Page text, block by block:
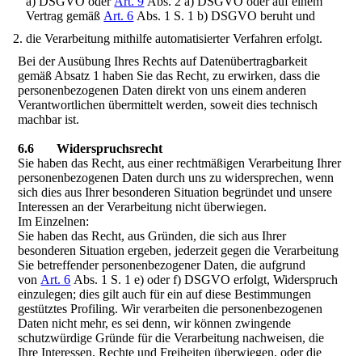
Vertrag gemäß Art. 6 Abs. 1 S. 1 b) DSGVO beruht und
die Verarbeitung mithilfe automatisierter Verfahren erfolgt.
Bei der Ausübung Ihres Rechts auf Datenübertragbarkeit
gemäß Absatz 1 haben Sie das Recht, zu erwirken, dass die
personenbezogenen Daten direkt von uns einem anderen
Verantwortlichen übermittelt werden, soweit dies technisch
machbar ist.
6.6 Widerspruchsrecht
Sie haben das Recht, aus einer rechtmäßigen Verarbeitung Ihrer
personenbezogenen Daten durch uns zu widersprechen, wenn
sich dies aus Ihrer besonderen Situation begründet und unsere
Interessen an der Verarbeitung nicht überwiegen.
Im Einzelnen:
Sie haben das Recht, aus Gründen, die sich aus Ihrer
besonderen Situation ergeben, jederzeit gegen die Verarbeitung
Sie betreffender personenbezogener Daten, die aufgrund
von Art. 6 Abs. 1 S. 1 e) oder f) DSGVO erfolgt, Widerspruch
einzulegen; dies gilt auch für ein auf diese Bestimmungen
gestütztes Profiling. Wir verarbeiten die personenbezogenen
Daten nicht mehr, es sei denn, wir können zwingende
schutzwürdige Gründe für die Verarbeitung nachweisen, die
Ihre Interessen, Rechte und Freiheiten überwiegen, oder die